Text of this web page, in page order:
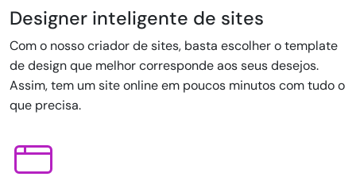
Designer inteligente de sites
Com o nosso criador de sites, basta escolher o template
de design que melhor corresponde aos seus desejos.
Assim, tem um site online em poucos minutos com tudo o
que precisa.